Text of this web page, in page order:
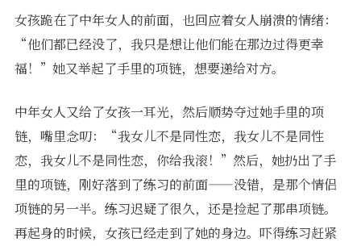
女孩跪在了中年女人的前面，也回应着女人崩溃的情绪：
“他们都已经没了，我只是想让他们能在那边过得更幸
福！”她又举起了手里的项链，想要递给对方。
中年女人又给了女孩一耳光，然后顺势夺过她手里的项
链，嘴里念叨：“我女儿不是同性恋，我女儿不是同性
恋，我女儿不是同性恋，你给我滚！”然后，她扔出了手
里的项链，刚好落到了练习的前面——没错，是那个情侣
项链的另一半。练习迟疑了很久，还是捡起了那串项链。
再起身的时候，女孩已经走到了她的身边。吓得练习赶紧